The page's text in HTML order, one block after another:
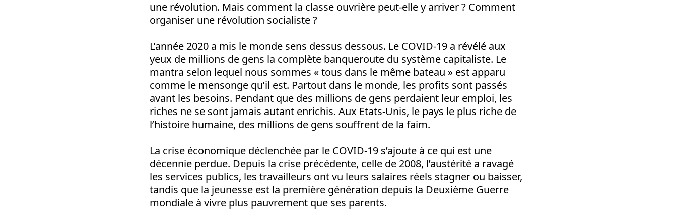
une révolution. Mais comment la classe ouvrière peut-elle y arriver ? Comment
organiser une révolution socialiste ?
L’année 2020 a mis le monde sens dessus dessous. Le COVID-19 a révélé aux
yeux de millions de gens la complète banqueroute du système capitaliste. Le
mantra selon lequel nous sommes « tous dans le même bateau » est apparu
comme le mensonge qu’il est. Partout dans le monde, les profits sont passés
avant les besoins. Pendant que des millions de gens perdaient leur emploi, les
riches ne se sont jamais autant enrichis. Aux Etats-Unis, le pays le plus riche de
l’histoire humaine, des millions de gens souffrent de la faim.
La crise économique déclenchée par le COVID-19 s’ajoute à ce qui est une
décennie perdue. Depuis la crise précédente, celle de 2008, l’austérité a ravagé
les services publics, les travailleurs ont vu leurs salaires réels stagner ou baisser,
tandis que la jeunesse est la première génération depuis la Deuxième Guerre
mondiale à vivre plus pauvrement que ses parents.